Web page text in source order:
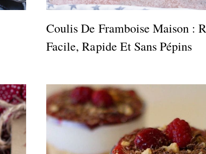
Coulis De Framboise Maison :
Facile, Rapide Et Sans Pépins